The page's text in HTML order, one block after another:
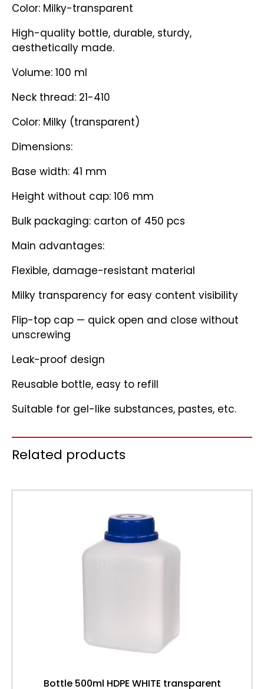
Color: Milky-transparent
High-quality bottle, durable, sturdy,
aesthetically made.
Volume: 100 ml
Neck thread: 21-410
Color: Milky (transparent)
Dimensions:
Base width: 41 mm
Height without cap: 106 mm
Bulk packaging: carton of 450 pcs
Main advantages:
Flexible, damage-resistant material
Milky transparency for easy content visibility
Flip-top cap — quick open and close without
unscrewing
Leak-proof design
Reusable bottle, easy to refill
Suitable for gel-like substances, pastes, etc.
Related products
Bottle 500ml HDPE WHITE transparent